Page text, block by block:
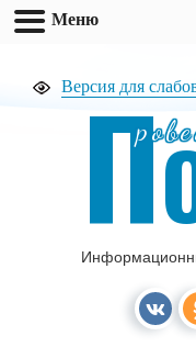
Версия для
П
Меню